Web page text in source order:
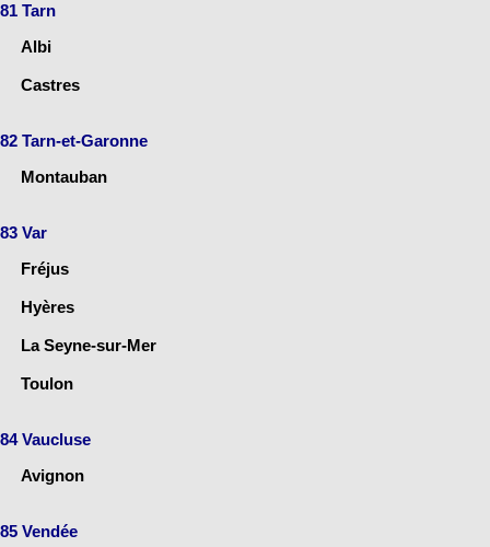
81 Tarn
Albi
Castres
82 Tarn-et-Garonne
Montauban
83 Var
Fréjus
Hyères
La Seyne-sur-Mer
Toulon
84 Vaucluse
Avignon
85 Vendée